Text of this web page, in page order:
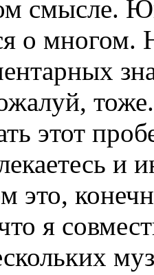
смысле.
о многом.
этот
и
это,
я